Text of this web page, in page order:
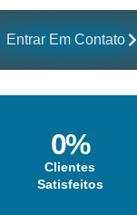
Entrar Em Contato
0%
Clientes
Satisfeitos